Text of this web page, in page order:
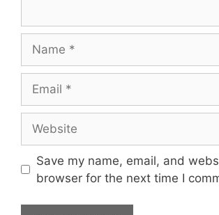
Save my name, email, and
browser for the next time I